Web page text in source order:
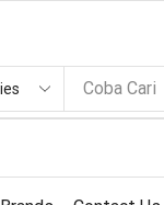
Coba Cari